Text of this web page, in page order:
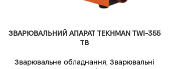
ЗВАРЮВАЛЬНИЙ АПАРАТ TEKHMAN TWI-355
TB
Зварювальне обладнання, Зварювальні